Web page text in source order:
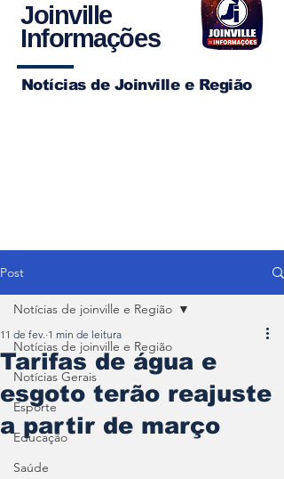
Joinville
Informações
Notícias de Joinville e Região
Post
Notícias de joinville e Região
Notícias Gerais
Esporte
Educação
Saúde
Notícias de joinville e Região
Tarifas de água e
esgoto terão reajuste
a partir de março
11 de fev. 1 min de leitura